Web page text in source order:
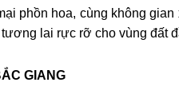
phồn hoa, cùng không
lai rực rỡ cho vùng đất
GIANG